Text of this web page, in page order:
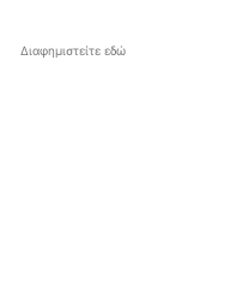
Διαφημιστείτε εδώ